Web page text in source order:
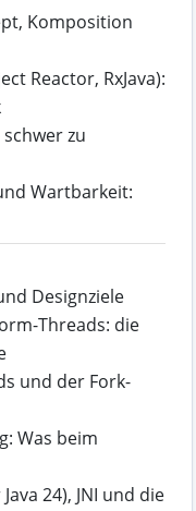
Komposition
Reactor, RxJava):
zu
Wartbarkeit:
Designziele
Threads: die
und der Fork-
Was beim
24), JNI und die